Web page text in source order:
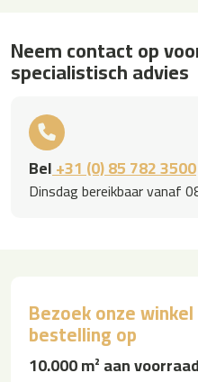
Neem contact op
specialistisch advies
Bel+31 (0) 85 782 3500
Dinsdag bereikbaar vanaf
Bezoek onze
bestelling op
10.000 m² aan voorraad